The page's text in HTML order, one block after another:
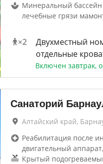
Минеральный
лечебные грязи
×2
Двухместный
отдельные
Включен завтрак,
Санаторий
Алтайский край,
Реабилитация после
двигательный
Крытый